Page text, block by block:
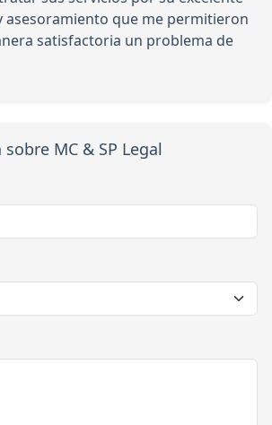
asesoramiento que me permitieron
satisfactoria un problema de
MC & SP Legal